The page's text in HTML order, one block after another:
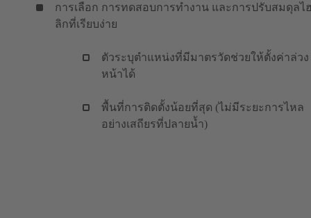
การเลือก การทดสอบการทำงาน และการปรับสมดุลไ
ลิกที่เรียบง่าย
ตัวระบุตำแหน่งที่มีมาตรวัดช่วยให้ตั้งค่าล่วง
หน้าได้
พื้นที่การติดตั้งน้อยที่สุด (ไม่มีระยะการไหล
อย่างเสถียรที่ปลายน้ำ)